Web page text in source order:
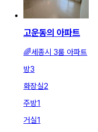
고운동의 아파트
🌈세종시 3룸 아파트
방3
화장실2
주방1
거실1